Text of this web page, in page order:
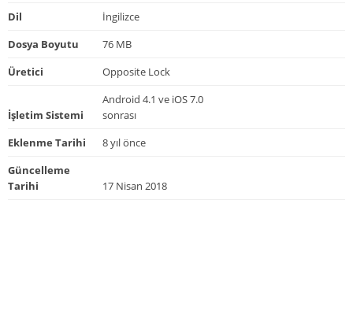
Dil
İngilizce
Dosya Boyutu
76 MB
Üretici
Opposite Lock
İşletim Sistemi
Android 4.1 ve iOS 7.0
sonrası
Eklenme Tarihi
8 yıl önce
Güncelleme
Tarihi
17 Nisan 2018